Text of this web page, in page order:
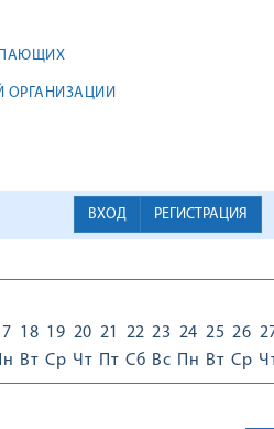
ОРГАНИЗАЦИИ
ВХОД РЕГИСТРАЦИЯ
18
Вт
19
Ср
20
Чт
21
Пт
22
Сб
23
Вс
24
Пн
25
Вт
26
Ср